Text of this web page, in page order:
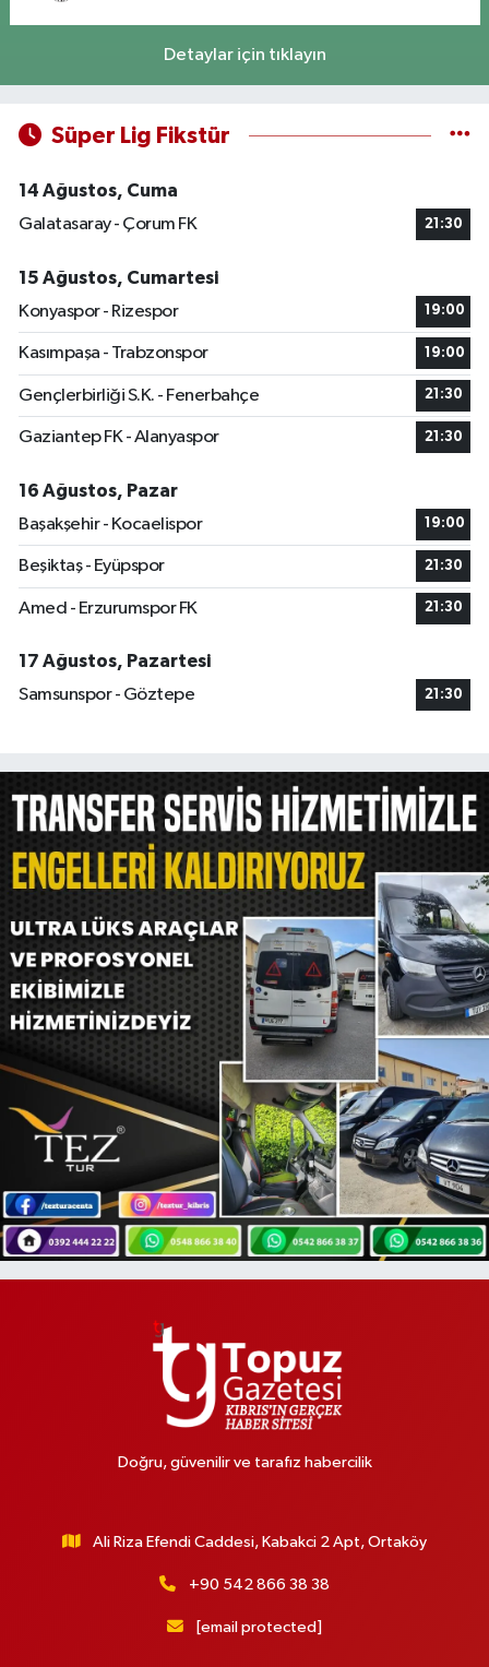
Detaylar için tıklayın
Süper Lig Fikstür
14 Ağustos, Cuma
Galatasaray - Çorum FK
21:30
15 Ağustos, Cumartesi
Konyaspor - Rizespor
19:00
Kasımpaşa - Trabzonspor 19:00
Gençlerbirliği S.K. - Fenerbahçe 21:30
Gaziantep FK - Alanyaspor 21:30
16 Ağustos, Pazar
Başakşehir - Kocaelispor
19:00
Beşiktaş - Eyüpspor 21:30
Amed - Erzurumspor FK 21:30
17 Ağustos, Pazartesi
Samsunspor - Göztepe
21:30
Doğru, güvenilir ve tarafız habercilik
Ali Riza Efendi Caddesi, Kabakci 2 Apt, Ortaköy
+90 542 866 38 38
[email protected]